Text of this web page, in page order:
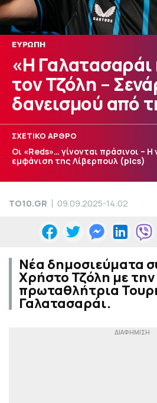
ΕΥΡΩΠΗ
«Η Γαλατασαράι
τον Τζόλη –
δανεισμού από
ΣΧΕΤΙΚΟ ΑΡΘΡΟ
Οι «Reds»… γίνονται πράσινοι – Η
εμφάνιση της Λίβερπουλ (pics)
TO10.GR 09.09.2025-14:02
Νέα δημοσιεύματα
Χρήστο Τζόλη με την
πρωταθλήτρια
Γαλατασαράι.